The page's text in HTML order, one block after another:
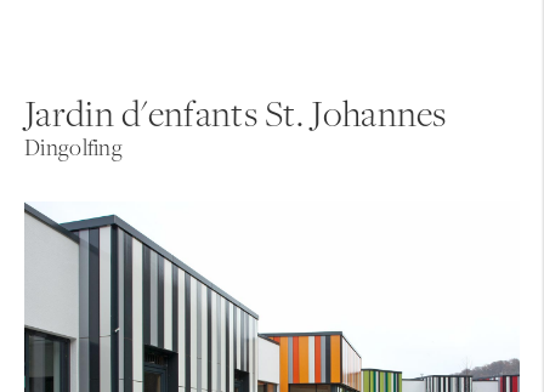
Jardin d'enfants St. Johannes
Dingolfing